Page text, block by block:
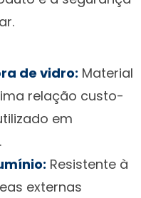
de vidro: Material
relação custo-
em
Resistente à
externas